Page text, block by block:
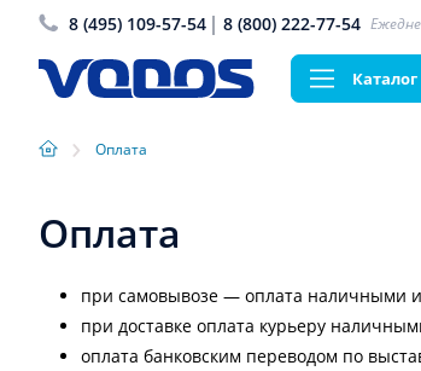
8 (495) 109-57-54 8 (800) 222-77-54
Каталог
› Оплата
Оплата
при самовывозе — оплата наличными и
при доставке оплата курьеру
оплата банковским переводом по